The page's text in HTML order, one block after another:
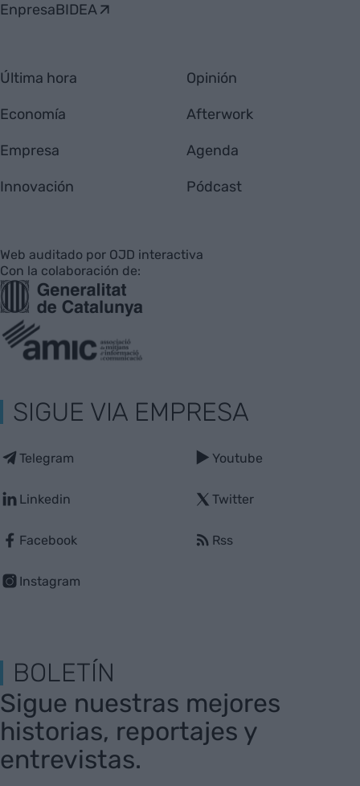
EnpresaBIDEA
Última hora
Economía
Empresa
Innovación
Opinión
Afterwork
Agenda
Pódcast
Web auditado por OJD interactiva
Con la colaboración de:
SIGUE VIA EMPRESA
Telegram
Linkedin
Facebook
Instagram
Youtube
Twitter
Rss
BOLETÍN
Sigue nuestras mejores
historias, reportajes y
entrevistas.